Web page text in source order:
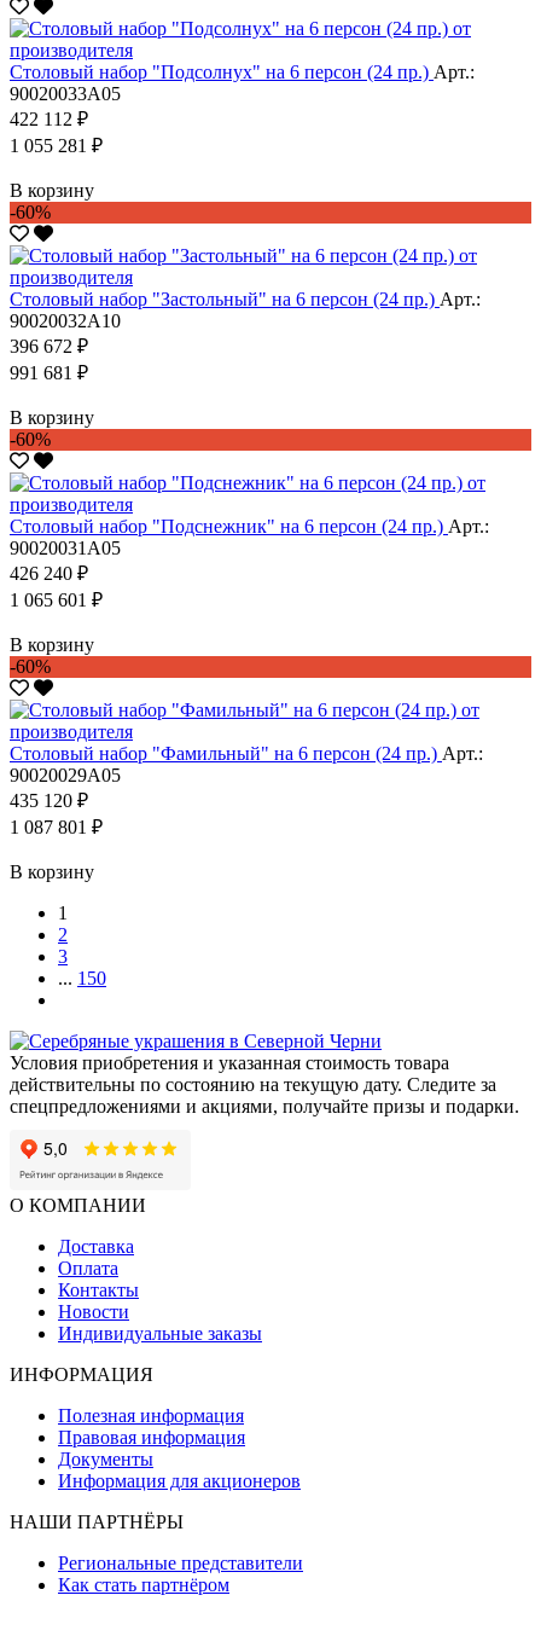
Столовый набор "Подсолнух" на 6 персон (24 пр.) Арт.:
90020033А05
422 112 ₽
1 055 281 ₽
В корзину
-60%
Столовый набор "Застольный" на 6 персон (24 пр.) Арт.:
90020032А10
396 672 ₽
991 681 ₽
В корзину
-60%
Столовый набор "Подснежник" на 6 персон (24 пр.) Арт.:
90020031А05
426 240 ₽
1 065 601 ₽
В корзину
-60%
Столовый набор "Фамильный" на 6 персон (24 пр.) Арт.:
90020029А05
435 120 ₽
1 087 801 ₽
В корзину
1
2
3
... 150
Условия приобретения и указанная стоимость товара
действительны по состоянию на текущую дату. Следите за
спецпредложениями и акциями, получайте призы и подарки.
О КОМПАНИИ
Доставка
Оплата
Контакты
Новости
Индивидуальные заказы
ИНФОРМАЦИЯ
Полезная информация
Правовая информация
Документы
Информация для акционеров
НАШИ ПАРТНЁРЫ
Региональные представители
Как стать партнёром